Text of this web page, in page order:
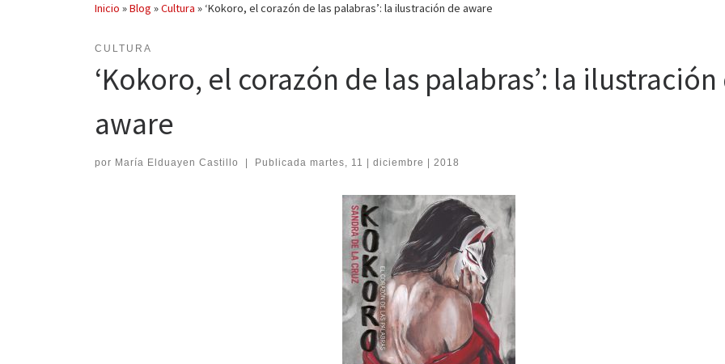
Inicio »Blog »Cultura » ‘Kokoro, el corazón de las palabras’: la ilustración de aware
CULTURA
‘Kokoro, el corazón de las palabras’: la
aware
por María Elduayen Castillo Publicada martes, 11 | diciembre | 2018